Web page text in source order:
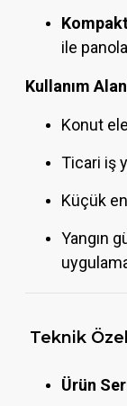
ile
Kullanım
Konut
Ticari iş
Küçük
Yangın
Teknik
Ürün